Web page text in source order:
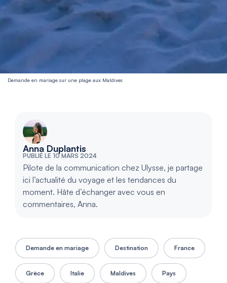
Demande en mariage sur une plage aux Maldives
Anna Duplantis
PUBLIÉ LE 10 MARS 2024
Pilote de la communication chez Ulysse, je partage
ici l’actualité du voyage et les tendances du
moment. Hâte d’échanger avec vous en
commentaires, Anna.
Demande en mariage Destination France
Grèce Italie Maldives Pays